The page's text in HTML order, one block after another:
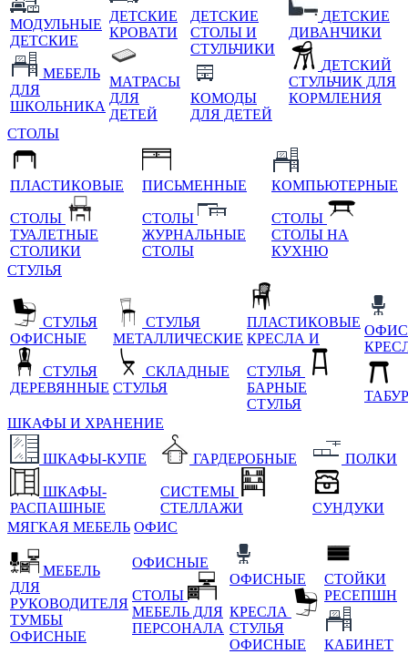
МОДУЛЬНЫЕ
ДЕТСКИЕ
МЕБЕЛЬ
ДЛЯ
ШКОЛЬНИКА
ДЕТСКИЕ
КРОВАТИ
МАТРАСЫ
ДЛЯ
ДЕТЕЙ
ДЕТСКИЕ
СТОЛЫ И
СТУЛЬЧИКИ
КОМОДЫ
ДЛЯ ДЕТЕЙ
ДЕТСКИЕ
ДИВАНЧИКИ
ДЕТСКИЙ
СТУЛЬЧИК ДЛЯ
КОРМЛЕНИЯ
СТОЛЫ
ПЛАСТИКОВЫЕ
СТОЛЫ
ТУАЛЕТНЫЕ
СТОЛИКИ
ПИСЬМЕННЫЕ
СТОЛЫ
ЖУРНАЛЬНЫЕ
СТОЛЫ
КОМПЬЮТЕРНЫЕ
СТОЛЫ
СТОЛЫ НА
КУХНЮ
СТУЛЬЯ
СТУЛЬЯ
ОФИСНЫЕ
СТУЛЬЯ
ДЕРЕВЯННЫЕ
СТУЛЬЯ
МЕТАЛЛИЧЕСКИЕ
СКЛАДНЫЕ
СТУЛЬЯ
ПЛАСТИКОВЫЕ
КРЕСЛА И
СТУЛЬЯ
БАРНЫЕ
СТУЛЬЯ
ШКАФЫ И ХРАНЕНИЕ
ШКАФЫ-КУПЕ
ШКАФЫ-
РАСПАШНЫЕ
ГАРДЕРОБНЫЕ
СИСТЕМЫ
СТЕЛЛАЖИ
ПОЛКИ
СУНДУКИ
МЯГКАЯ МЕБЕЛЬ ОФИС
МЕБЕЛЬ
ДЛЯ
РУКОВОДИТЕЛЯ
ТУМБЫ
ОФИСНЫЕ
ОФИСНЫЕ
СТОЛЫ
МЕБЕЛЬ ДЛЯ
ПЕРСОНАЛА
ОФИСНЫЕ
КРЕСЛА
СТУЛЬЯ
ОФИСНЫЕ
СТОЙКИ
РЕСЕПШН
КАБИНЕТ